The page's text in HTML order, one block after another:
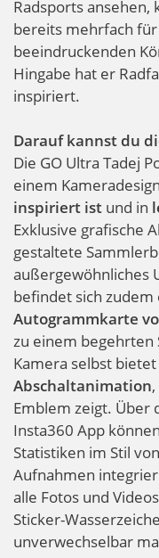
Radsports ansehen,
bereits mehrfach
beeindruckenden
Hingabe hat er
inspiriert.
Darauf kannst du
Die GO Ultra Tadej
einem
inspiriert ist und in
Exklusive grafische
gestaltete
außergewöhnliches
befindet sich
Autogrammkarte
zu einem begehrten
Kamera selbst
Abschaltanimation
Emblem zeigt. Über
Insta360 App
Statistiken im Stil
Aufnahmen
alle Fotos und
Sticker-
unverwechselbar